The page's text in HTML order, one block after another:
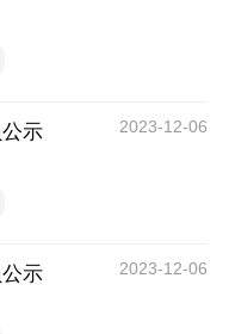
示 2023-12-06
示 2023-12-06